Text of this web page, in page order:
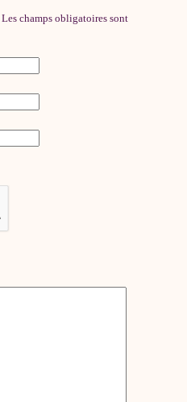
Les champs obligatoires sont